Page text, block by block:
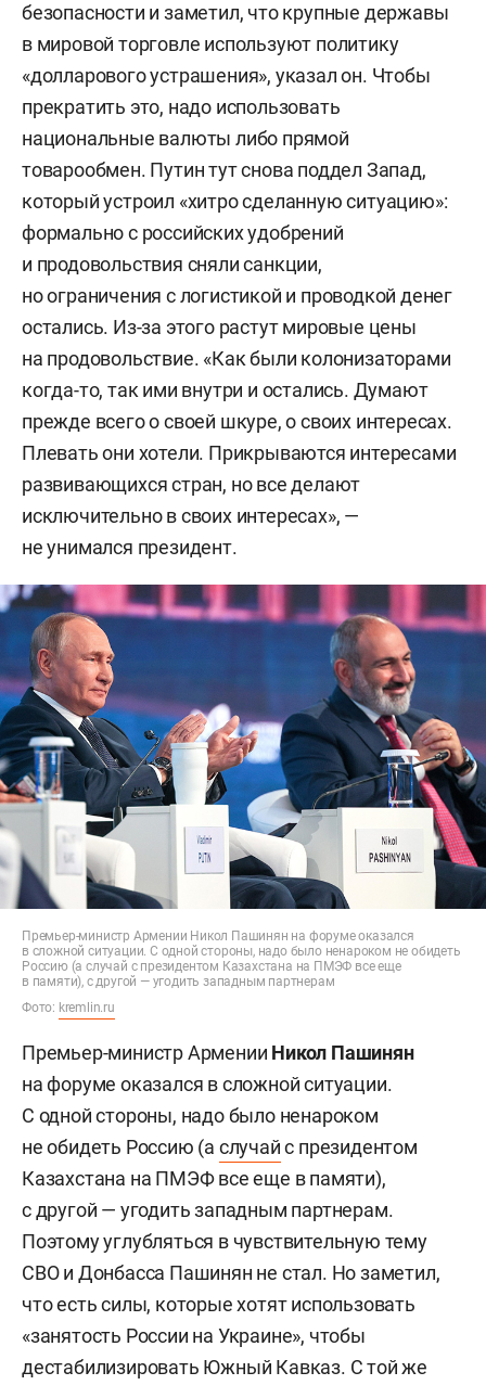
безопасности и заметил, что крупные державы
в мировой торговле используют политику
«долларового устрашения», указал он. Чтобы
прекратить это, надо использовать
национальные валюты либо прямой
товарообмен. Путин тут снова поддел Запад,
который устроил «хитро сделанную ситуацию»:
формально с российских удобрений
и продовольствия сняли санкции,
но ограничения с логистикой и проводкой денег
остались. Из-за этого растут мировые цены
на продовольствие. «Как были колонизаторами
когда-то, так ими внутри и остались. Думают
прежде всего о своей шкуре, о своих интересах.
Плевать они хотели. Прикрываются интересами
развивающихся стран, но все делают
исключительно в своих интересах», —
не унимался президент.
Премьер-министр Армении Никол Пашинян на форуме оказался
в сложной ситуации. С одной стороны, надо было ненароком не обидеть
Россию (а случай с президентом Казахстана на ПМЭФ все еще
в памяти), с другой — угодить западным партнерам
Фото: kremlin.ru
Премьер-министр Армении Никол Пашинян
на форуме оказался в сложной ситуации.
С одной стороны, надо было ненароком
не обидеть Россию (а случайс президентом
Казахстана на ПМЭФ все еще в памяти),
с другой — угодить западным партнерам.
Поэтому углубляться в чувствительную тему
СВО и Донбасса Пашинян не стал. Но заметил,
что есть силы, которые хотят использовать
«занятость России на Украине», чтобы
дестабилизировать Южный Кавказ. С той же